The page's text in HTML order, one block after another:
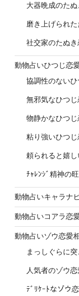
大器晩成のた
磨き上げられ
社交家のたぬ
動物占いひつじ恋
協調性のない
無邪気なひつ
物静かなひつ
粘り強いひつ
頼られると嬉
ﾁｬﾚﾝｼﾞ精神の
動物占いキャラナ
動物占いコアラ恋
動物占いゾウ恋愛
まっしぐらに
人気者のゾウ
ﾃﾞﾘｹｰﾄなゾウ